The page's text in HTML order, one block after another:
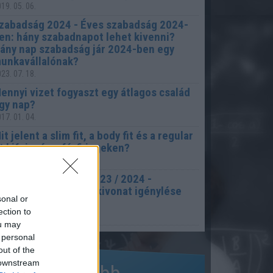
or
to
may
of the
05. 06.
2024 - Éves szabadság 2024-
hány szabadnapot lehet kivenni?
nap szabadság jár 2024-ben egy
07. 18.
vizet fogyaszt egy átlagos család
nap?
01. 04.
jelent a slim fit, a body fit és a regular
kifejezés a férfi ingeken?
Anyakönyvi kivonat 2023 / 2024 -
Születési anyakönyvi kivonat igénylése
2024-ben
11. 17.